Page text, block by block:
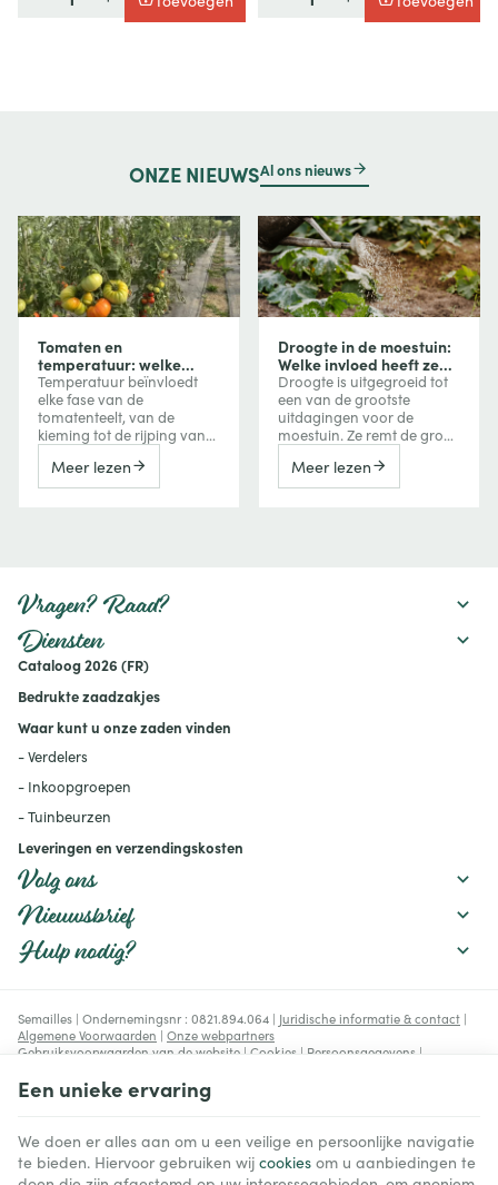
ONZE NIEUWSAl ons nieuws
Tomaten en
temperatuur: welke
invloed heeft
temperatuur op groei,
bloei en vruchtvorming?
Temperatuur beïnvloedt
elke fase van de
tomatenteelt, van de
kieming tot de rijping van
vertraagt de groei, terwijl
extreme hitte de bloei,
rekening mee houdt.
Meer lezen
Droogte in de moestuin:
Welke invloed heeft ze
op uw groenten en hoe
beschermt u uw
gewassen?
Droogte is uitgegroeid tot
een van de grootste
uitdagingen voor de
moestuin. Ze remt de groei
de oogst, kan de bitterheid
verhogen of een
Meer lezen
Vragen? Raad?
Diensten
Cataloog 2026 (FR)
Bedrukte zaadzakjes
Waar kunt u onze zaden vinden
- Verdelers
- Inkoopgroepen
- Tuinbeurzen
Leveringen en verzendingskosten
Volg ons
Nieuwsbrief
Hulp nodig?
Semailles | Ondernemingsnr : 0821.894.064 | Juridische informatie & contact |
Algemene Voorwaarden | Onze webpartners
Gebruiksvoorwaarden van de website | Cookies | Persoonsgegevens |
© Copyright 2023-2026 -E-net Business
handelaars, zelfstandigen & Kmo's.
Een unieke ervaring
We doen er alles aan om u een veilige en persoonlijke navigatie
te bieden. Hiervoor gebruiken wij cookies om u aanbiedingen te